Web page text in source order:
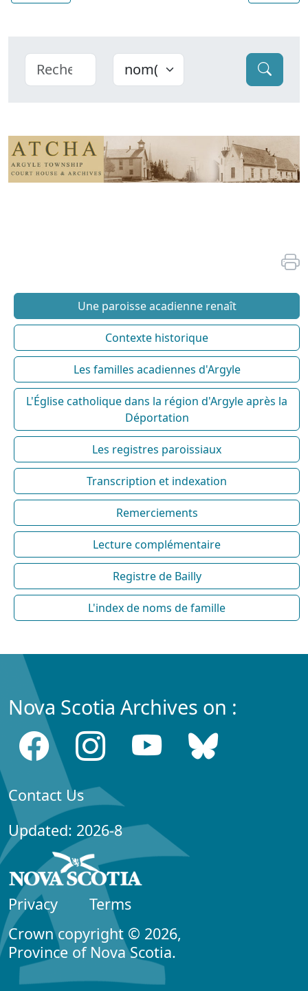
Une paroisse acadienne renaît
Contexte historique
Les familles acadiennes d'Argyle
L'Église catholique dans la région d'Argyle après la
Déportation
Les registres paroissiaux
Transcription et indexation
Remerciements
Lecture complémentaire
Registre de Bailly
L'index de noms de famille
Nova Scotia Archives on :
Contact Us
Updated: 2026-8
Privacy
Terms
Crown copyright © 2026,
Province of Nova Scotia.